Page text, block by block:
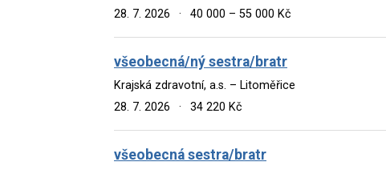
28. 7. 2026
· 40 000 – 55 000 Kč
všeobecná/ný sestra/bratr
Krajská zdravotní, a.s. – Litoměřice
28. 7. 2026
· 34 220 Kč
všeobecná sestra/bratr